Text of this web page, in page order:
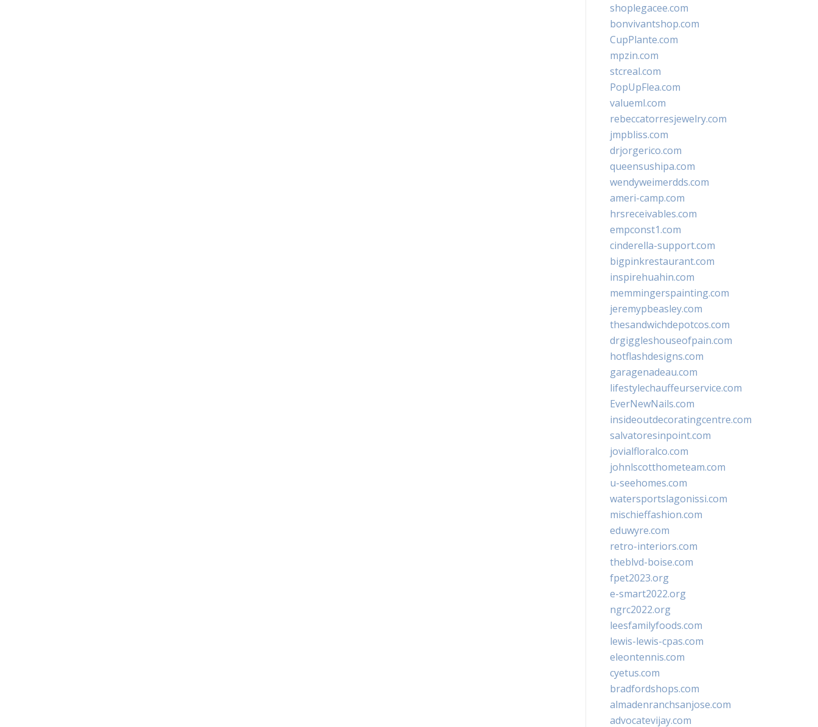
shoplegacee.com
bonvivantshop.com
CupPlante.com
mpzin.com
stcreal.com
PopUpFlea.com
valueml.com
rebeccatorresjewelry.com
jmpbliss.com
drjorgerico.com
queensushipa.com
wendyweimerdds.com
ameri-camp.com
hrsreceivables.com
empconst1.com
cinderella-support.com
bigpinkrestaurant.com
inspirehuahin.com
memmingerspainting.com
jeremypbeasley.com
thesandwichdepotcos.com
drgiggleshouseofpain.com
hotflashdesigns.com
garagenadeau.com
lifestylechauffeurservice.com
EverNewNails.com
insideoutdecoratingcentre.com
salvatoresinpoint.com
jovialfloralco.com
johnlscotthometeam.com
u-seehomes.com
watersportslagonissi.com
mischieffashion.com
eduwyre.com
retro-interiors.com
theblvd-boise.com
fpet2023.org
e-smart2022.org
ngrc2022.org
leesfamilyfoods.com
lewis-lewis-cpas.com
eleontennis.com
cyetus.com
bradfordshops.com
almadenranchsanjose.com
advocatevijay.com